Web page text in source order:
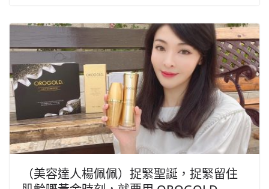
（美容達人楊佩佩）捉緊聖誕，捉緊留住